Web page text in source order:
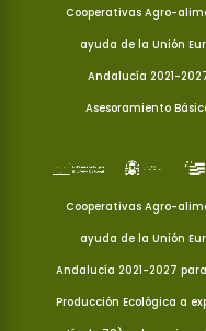
Cooperativas Agro-
ayuda de la Unión
Andalucía 2021-
Asesoramiento
Cooperativas Agro-
ayuda de la Unión
Andalucía 2021-2027
Producción Ecológica a